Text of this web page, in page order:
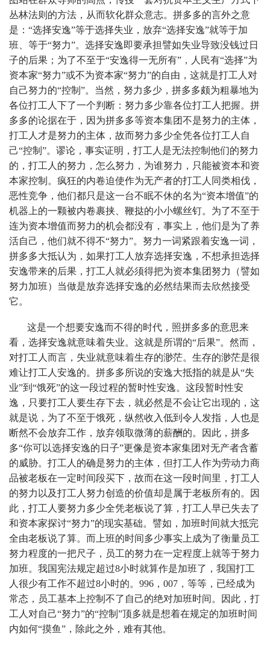
丛林法则的方法，从而软化群众意志。拼多多的言外之意
是：“选择安逸”等于选择失业，放弃“选择安逸”就等于加
班、等于“努力”。选择安逸即要承担譬如失业导致没钱过日
子的后果；为了不至于“安逸得一无所有”，人民有“选择”为
资本家“努力”或不为资本家“努力”的自由，这就是打工人对
自己努力的“控制”。当然，努力多少，拼多多颇为粗暴地为
各位打工人下了一个判断：努力多少靠各位打工人把握。拼
多多的论据在于，因为拼多多等资本集团不是努力的主体，
打工人才是努力的主体，故而努力多少全凭各位打工人自
己“控制”。谬论，事实证明，打工人是无法控制他们的努力
的，打工人的努力，怎么努力，为谁努力，只能被资本和资
本家控制。疯狂的内卷迫使作为无产者的打工人同类相伐，
恶性竞争，他们都只是这一台不眠不休的名为“资本增值”的
机器上的一颗被内卷裹挟、鞭挞的小小螺丝钉。为了不至于
连为资本增值而努力的机会都没有，事实上，他们是为了养
活自己，他们就不得不“努力”。努力一词紧跟着安逸一词，
拼多多大抵认为，如果打工人放弃选择安逸，不想承担选择
安逸带来的后果，打工人就必须得把为资本集团努力（譬如
努力加班）当做是放弃选择安逸的必然结果而去欣然接受
它。
这是一个想要安逸而不得的时代，照拼多多的意思来
看，选择安逸就意味着失业。这就是所谓的“后果”。然而，
对打工人而言，失业就意味着生存的渺茫。生存的渺茫是很
难让打工人安逸的。拼多多所说的安逸大抵指的就是从“失
业”到“饿死”的这一段过程的暂时性安逸。这段暂时性安
逸，只要打工人要生存下去，就必然是不会让它出现的，这
就是说，为了不至于饿死，纵然收入低到令人发指，人也是
断然不会放弃工作，放弃领取微薄的薪酬的。因此，拼多
多“你可以选择安逸的日子”更像是资本家集团对无产者含蓄
的威胁。打工人的确是努力的主体，但打工人作为劳动力商
品被老板在一定时间段买下，故而在这一段时间里，打工人
的努力以及打工人努力创造的价值却是属于老板所有的。因
此，打工人要努力多少全凭老板说了算，打工人早已失去了
和资本家探讨“努力”的现实基础。譬如，加班时间就大抵完
全由老板说了算。而上班的时间多少事实上成为了衡量员工
努力程度的一把尺子，员工的努力在一定程度上就等于努力
加班。我国宪法规定超过8小时就算作是加班了，我国打工
人很少有工作不超过8小时的。996，007，等等，已经成为
常态，员工基本上控制不了自己的绝对加班时间。因此，打
工人对自己“努力”的“控制”顶多就是想着在规定的加班时间
内如何“摸鱼”，除此之外，难有其他。